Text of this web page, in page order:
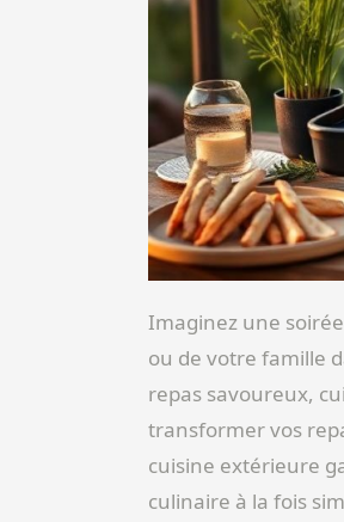
Imaginez une
ou de votre famille
repas savoureux,
transformer vos
cuisine extérieure
culinaire à la fois